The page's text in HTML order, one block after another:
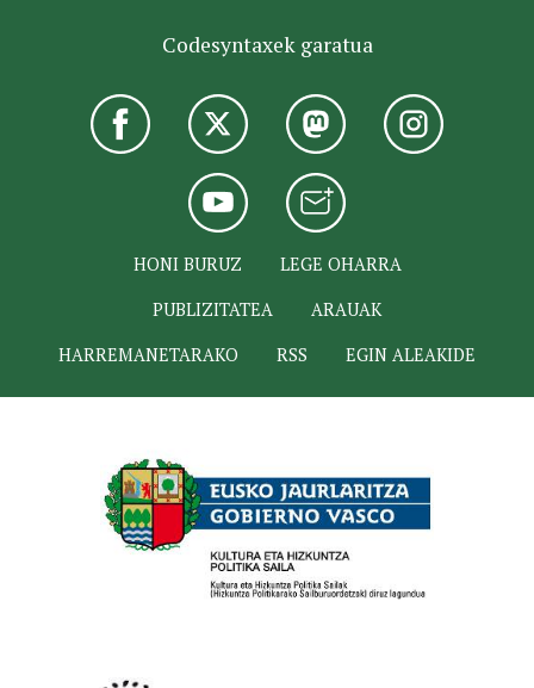
Codesyntaxek garatua
HONI BURUZ
LEGE OHARRA
PUBLIZITATEA
ARAUAK
HARREMANETARAKO
RSS EGIN ALEAKIDE